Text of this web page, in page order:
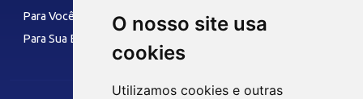
O nosso site usa
cookies
Utilizamos cookies e outras
Para Você
Para Sua Empresa